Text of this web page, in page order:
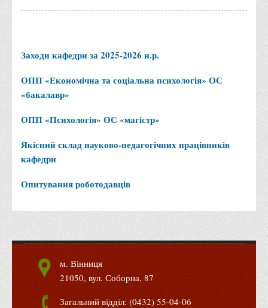
Заходи кафедри за 2025-2026 н.р.
ОПП «Економічна та соціальна психологія» ОС
«бакалавр»
ОПП «Психологія» ОС «магістр»
Якісний склад науково-педагогічних працівників
кафедри
Опитування роботодавців
м. Вінниця
21050, вул. Соборна, 87
Загальний відділ: (0432) 55-04-06